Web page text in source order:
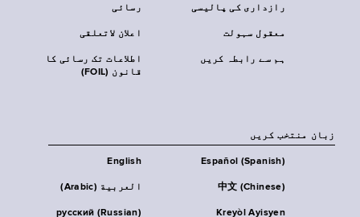
رسائی رازداری کی پالیسی
اعلان لاتعلقی معقول سہولت
اطلاعات تک رسائی کا
قانون (FOIL)
ہم سے رابطہ کریں
زبان منتخب کریں
English Español (Spanish)
العربية (Arabic) 中文 (Chinese)
русский (Russian)
Kreyòl Ayisyen